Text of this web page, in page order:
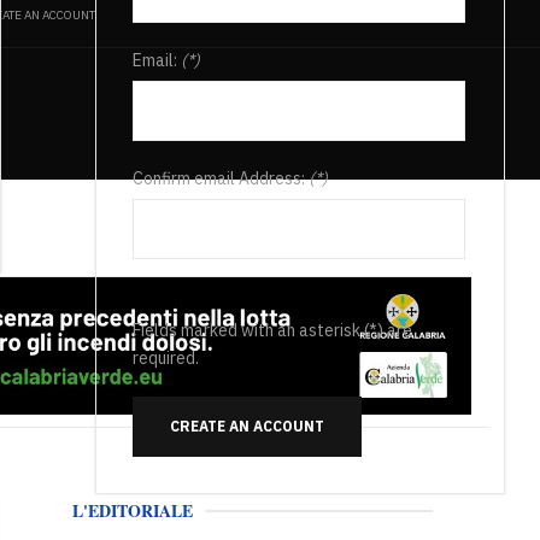
AN ACCOUNT
Email: (*)
Confirm email Address:(*)
Fields marked with an asterisk (*) are
required.
CREATE AN ACCOUNT
L'EDITORIALE